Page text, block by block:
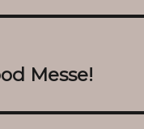
Messe!